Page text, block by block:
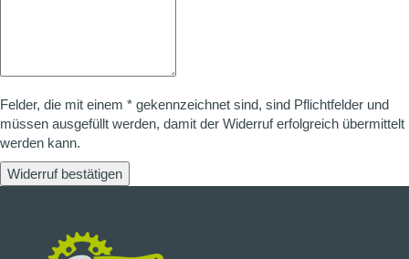
Felder, die mit einem * gekennzeichnet sind, sind Pflichtfelder und
müssen ausgefüllt werden, damit der Widerruf erfolgreich übermittelt
werden kann.
Widerruf bestätigen